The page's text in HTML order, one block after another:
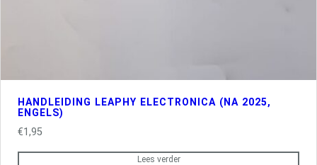
HANDLEIDING LEAPHY ELECTRONICA (NA 2025,
ENGELS)
€1,95
Lees verder